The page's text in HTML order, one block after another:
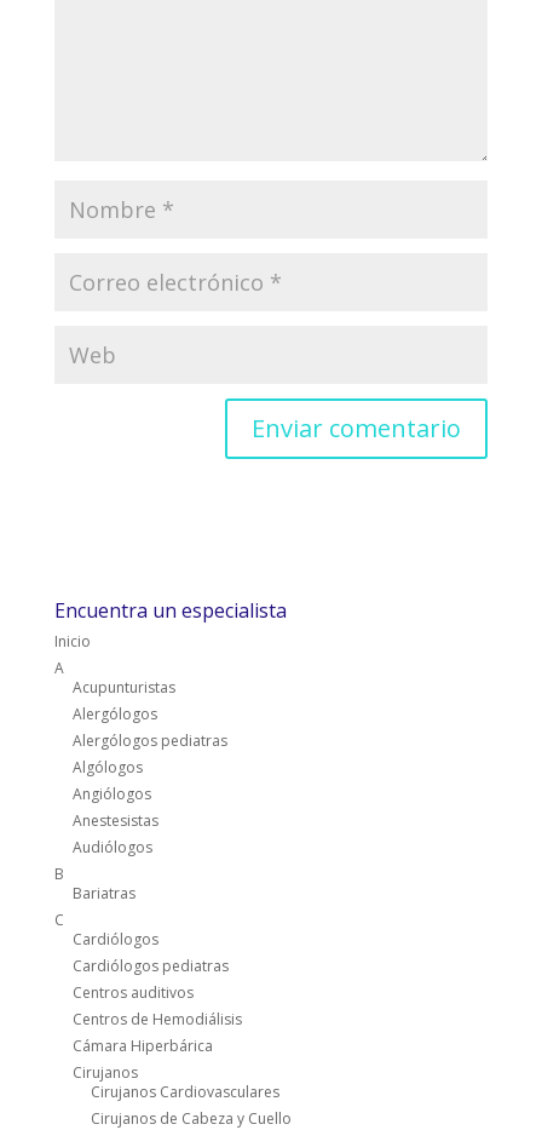
Encuentra un especialista
Inicio
A
Acupunturistas
Alergólogos
Alergólogos pediatras
Algólogos
Angiólogos
Anestesistas
Audiólogos
B
Bariatras
C
Cardiólogos
Cardiólogos pediatras
Centros auditivos
Centros de Hemodiálisis
Cámara Hiperbárica
Cirujanos
Cirujanos Cardiovasculares
Cirujanos de Cabeza y Cuello